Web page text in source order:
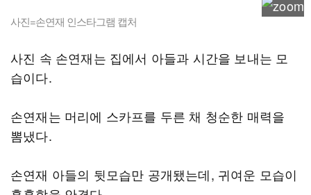
사진=손연재 인스타그램 캡처
사진 속 손연재는 집에서 아들과 시간을 보내는 모
습이다.
손연재는 머리에 스카프를 두른 채 청순한 매력을
뽐냈다.
손연재 아들의 뒷모습만 공개됐는데, 귀여운 모습이